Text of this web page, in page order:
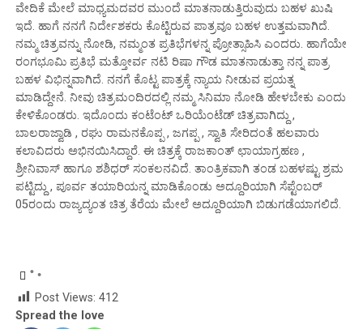
ವೇದಿಕೆ ಮೇಲೆ ಮಾಧ್ಯಮದವರ ಮುಂದೆ ಮಾತನಾಡುತ್ತಿರುವುದು ಬಹಳ ಖುಷಿ
ಇದೆ. ಹಾಗೆ ನನಗೆ ನಿರ್ದೇಶಕರು ಕೊಟ್ಟಿರುವ ಪಾತ್ರವೂ ಬಹಳ ಉತ್ತಮವಾಗಿದೆ.
ನಮ್ಮ ಚಿತ್ರವನ್ನು ನೋಡಿ, ನಮ್ಮಂತ ಪ್ರತಿಭೆಗಳನ್ನ ಪ್ರೋತ್ಸಾಹಿಸಿ ಎಂದರು. ಹಾಗೆಯೇ
ರಂಗಭೂಮಿ ಪ್ರತಿಭೆ ಮತ್ತೋರ್ವ ನಟಿ ರಿಷಾ ಗೌಡ ಮಾತನಾಡುತ್ತಾ ನನ್ನ ಪಾತ್ರ
ಬಹಳ ವಿಭಿನ್ನವಾಗಿದೆ. ನನಗೆ ಕೊಟ್ಟ ಪಾತ್ರಕ್ಕೆ ನ್ಯಾಯ ನೀಡುವ ಪ್ರಯತ್ನ
ಮಾಡಿದ್ದೇನೆ. ನೀವು ಚಿತ್ರಮಂದಿರದಲ್ಲಿ ನಮ್ಮ ಸಿನಿಮಾ ನೋಡಿ ಹೇಳಬೇಕು ಎಂದು
ಕೇಳಿಕೊಂಡರು. ಇದೊಂದು ಕಂಟೆಂಟ್ ಒರಿಯೆಂಟೆಡ್ ಚಿತ್ರವಾಗಿದ್ದು ,
ಬಾಲರಾಜ್ವಾಡಿ , ರಘು ರಾಮನಕೊಪ್ಪ , ಜಗಪ್ಪ , ಸ್ವಾತಿ ಸೇರಿದಂತೆ ಹಲವಾರು
ಕಲಾವಿದರು ಅಭಿನಯಿಸಿದ್ದಾರೆ. ಈ ಚಿತ್ರಕ್ಕೆ ರಾಜಕಾಂತ್ ಛಾಯಾಗ್ರಹಣ ,
ಶ್ರೀನಿವಾಸ್ ಹಾಗೂ ಶಶಿಧರ್ ಸಂಕಲನವಿದೆ. ತಾಂತ್ರಿಕವಾಗಿ ತಂಡ ಬಹಳಷ್ಟು ಶ್ರಮ
ಪಟ್ಟಿದ್ದು , ಪೂರ್ವ ತಯಾರಿಯನ್ನ ಮಾಡಿಕೊಂಡು ಅದ್ದೂರಿಯಾಗಿ ಸೆಪ್ಟೆಂಬರ್
05ರಂದು ರಾಜ್ಯದ್ಯಂತ ಚಿತ್ರ ತೆರೆಯ ಮೇಲೆ ಅದ್ದೂರಿಯಾಗಿ ಬಿಡುಗಡೆಯಾಗಲಿದೆ.
Post Views: 412
Spread the love